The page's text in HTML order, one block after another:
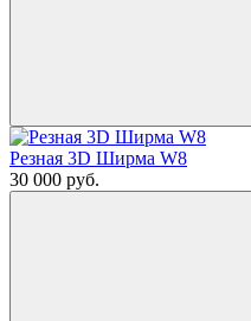
Резная 3D Ширма W8
30 000 руб.